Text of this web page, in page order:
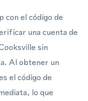
con el código de
una cuenta de
sin
Al obtener un
el código de
lo que